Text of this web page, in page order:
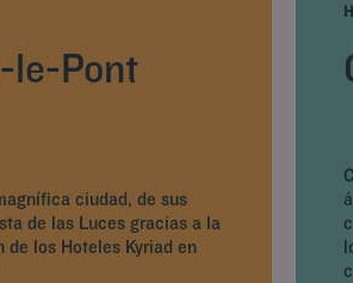
le-Pont
ciudad, de sus
de las Luces gracias a la
los Hoteles Kyriad en